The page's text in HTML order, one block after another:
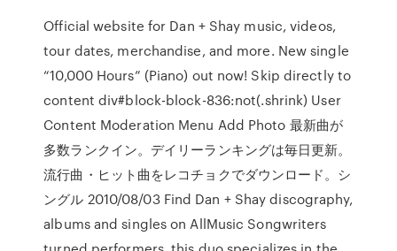
Official website for Dan + Shay music, videos,
tour dates, merchandise, and more. New single
“10,000 Hours” (Piano) out now! Skip directly to
content div#block-block-836:not(.shrink) User
Content Moderation Menu Add Photo 最新曲が
多数ランクイン。デイリーランキングは毎日更新。
流行曲・ヒット曲をレコチョクでダウンロード。シ
ングル 2010/08/03 Find Dan + Shay discography,
albums and singles on AllMusic Songwriters